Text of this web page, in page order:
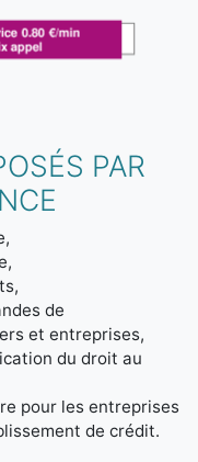
PAR
de
et entreprises,
du droit au
pour les entreprises
de crédit.